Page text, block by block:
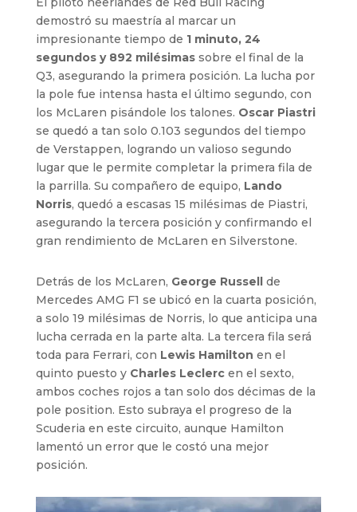
demostró su maestría al marcar un
impresionante tiempo de 1 minuto, 24
segundos y 892 milésimassobre el final de la
Q3, asegurando la primera posición. La lucha por
la pole fue intensa hasta el último segundo, con
los McLaren pisándole los talones. Oscar Piastri
se quedó a tan solo 0.103 segundos del tiempo
de Verstappen, logrando un valioso segundo
lugar que le permite completar la primera fila de
la parrilla. Su compañero de equipo, Lando
Norris, quedó a escasas 15 milésimas de Piastri,
asegurando la tercera posición y confirmando el
gran rendimiento de McLaren en Silverstone.
Detrás de los McLaren, George Russellde
Mercedes AMG F1 se ubicó en la cuarta posición,
a solo 19 milésimas de Norris, lo que anticipa una
lucha cerrada en la parte alta. La tercera fila será
toda para Ferrari, con Lewis Hamilton en el
quinto puesto y Charles Leclercen el sexto,
ambos coches rojos a tan solo dos décimas de la
pole position. Esto subraya el progreso de la
Scuderia en este circuito, aunque Hamilton
lamentó un error que le costó una mejor
posición.